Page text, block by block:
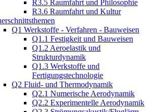
R3.5 Raumfahrt und Philosophie
R3.6 Raumfahrt und Kultur
Q1 Werkstoffe - Verfahren - Bauweisen
Q1.1 Festigkeit und Bauweisen
Q1.2 Aeroelastik und
Strukturdynamik
Q1.3 Werkstoffe und
Fertigungstechnologie
Q2 Fluid- und Thermodynamik
Q2.1 Numerische Aerodynamik
Q2.2 Experimentelle Aerodynamik